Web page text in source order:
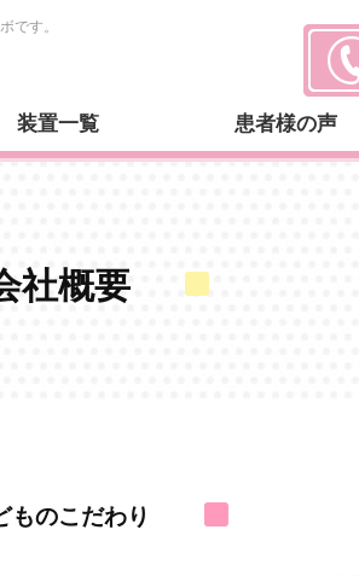
です。
装置一覧 患者様の声
社概要
ものこだわり